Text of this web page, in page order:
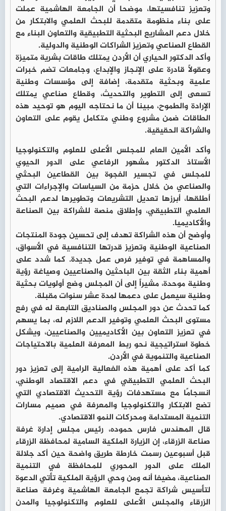
وتعزيز تنافسيتها، موضحا أن الجامعة الهاشمية عملت
على بناء منظومة متقدمة للبحث العلمي والابتكار من
خلال دعم المشاريع البحثية التطبيقية والتعاون البناء مع
القطاع الصناعي وتعزيز الشراكات الوطنية والدولية.
وأكد الدكتور الحياري أن الأردن يمتلك طاقات بشرية متميزة
وعقولاً قادرة على الإنجاز والإبداع، وجامعات تضم خبرات
علمية وبحثية متقدمة، إضافة إلى مؤسسات وطنية
تسعى إلى التطوير والتحديث، وقطاع صناعي يمتلك
الإرادة والطموح، مبينا أن ما نحتاجه اليوم هو توحيد هذه
الطاقات ضمن مشروع وطني متكامل يقوم على التعاون
والشراكة الحقيقية.
وأكد الأمين العام للمجلس الأعلى للعلوم والتكنولوجيا
الأستاذ الدكتور مشهور الرفاعي على الدور الحيوي
للمجلس في تجسير الفجوة بين القطاعين البحثي
والصناعي من خلال حزمة من السياسات والإجراءات التي
أطلقها، أبرزها تعديل التشريعات وتطويرها لدعم البحث
العلمي التطبيقي، وإطلاق منصة للشراكة بين الصناعة
والأكاديميا.
وأوضح أن هذه الشراكة تهدف إلى تحسين جودة المنتجات
الصناعية الوطنية وتعزيز قدرتها التنافسية في الأسواق،
والمساهمة في توفير فرص عمل جديدة. كما شدد على
أهمية بناء الثقة بين الباحثين والصناعيين وصياغة رؤية
وطنية موحدة، مشيراً إلى أن المجلس وضع أولويات بحثية
وطنية سيعمل على دعمها لمدة عشر سنوات مقبلة.
كما تحدث عن دور المجلس والصناديق التابعة له في رفع
مستوى البحث العلمي وتوفير الدعم اللازم له، بما يسهم
في تعزيز التعاون بين الأكاديميين والصناعيين، ويشكل
خطوة استراتيجية نحو ربط المعرفة العلمية بالاحتياجات
الصناعية والتنموية في الأردن.
كما أكد على أهمية هذه الفعالية الرامية إلى تعزيز دور
البحث العلمي التطبيقي في دعم الاقتصاد الوطني،
انسجامًا مع مستهدفات رؤية التحديث الاقتصادي التي
تضع الابتكار والتكنولوجيا والمعرفة في صميم مسارات
التنمية المستدامة ومحركات النمو الاقتصادي.
قال المهندس فارس حموده، رئيس مجلس إدارة غرفة
صناعة الزرقاء، إن الزيارة الملكية السامية لمحافظة الزرقاء
قبل أسبوعين رسمت خارطة طريق واضحة حين أكد جلالة
الملك على الدور المحوري للمحافظة في التنمية
الصناعية، مضيفا أنه ومن وحي الرؤية الملكية تأتي الدعوة
لتأسيس شراكة تجمع الجامعة الهاشمية وغرفة صناعة
الزرقاء والمجلس الأعلى للعلوم والتكنولوجيا والمدن